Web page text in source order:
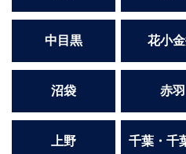
中目黒 花小
沼袋 赤羽
上野 千葉・千
栃木県
宇都宮
小山
茨城県